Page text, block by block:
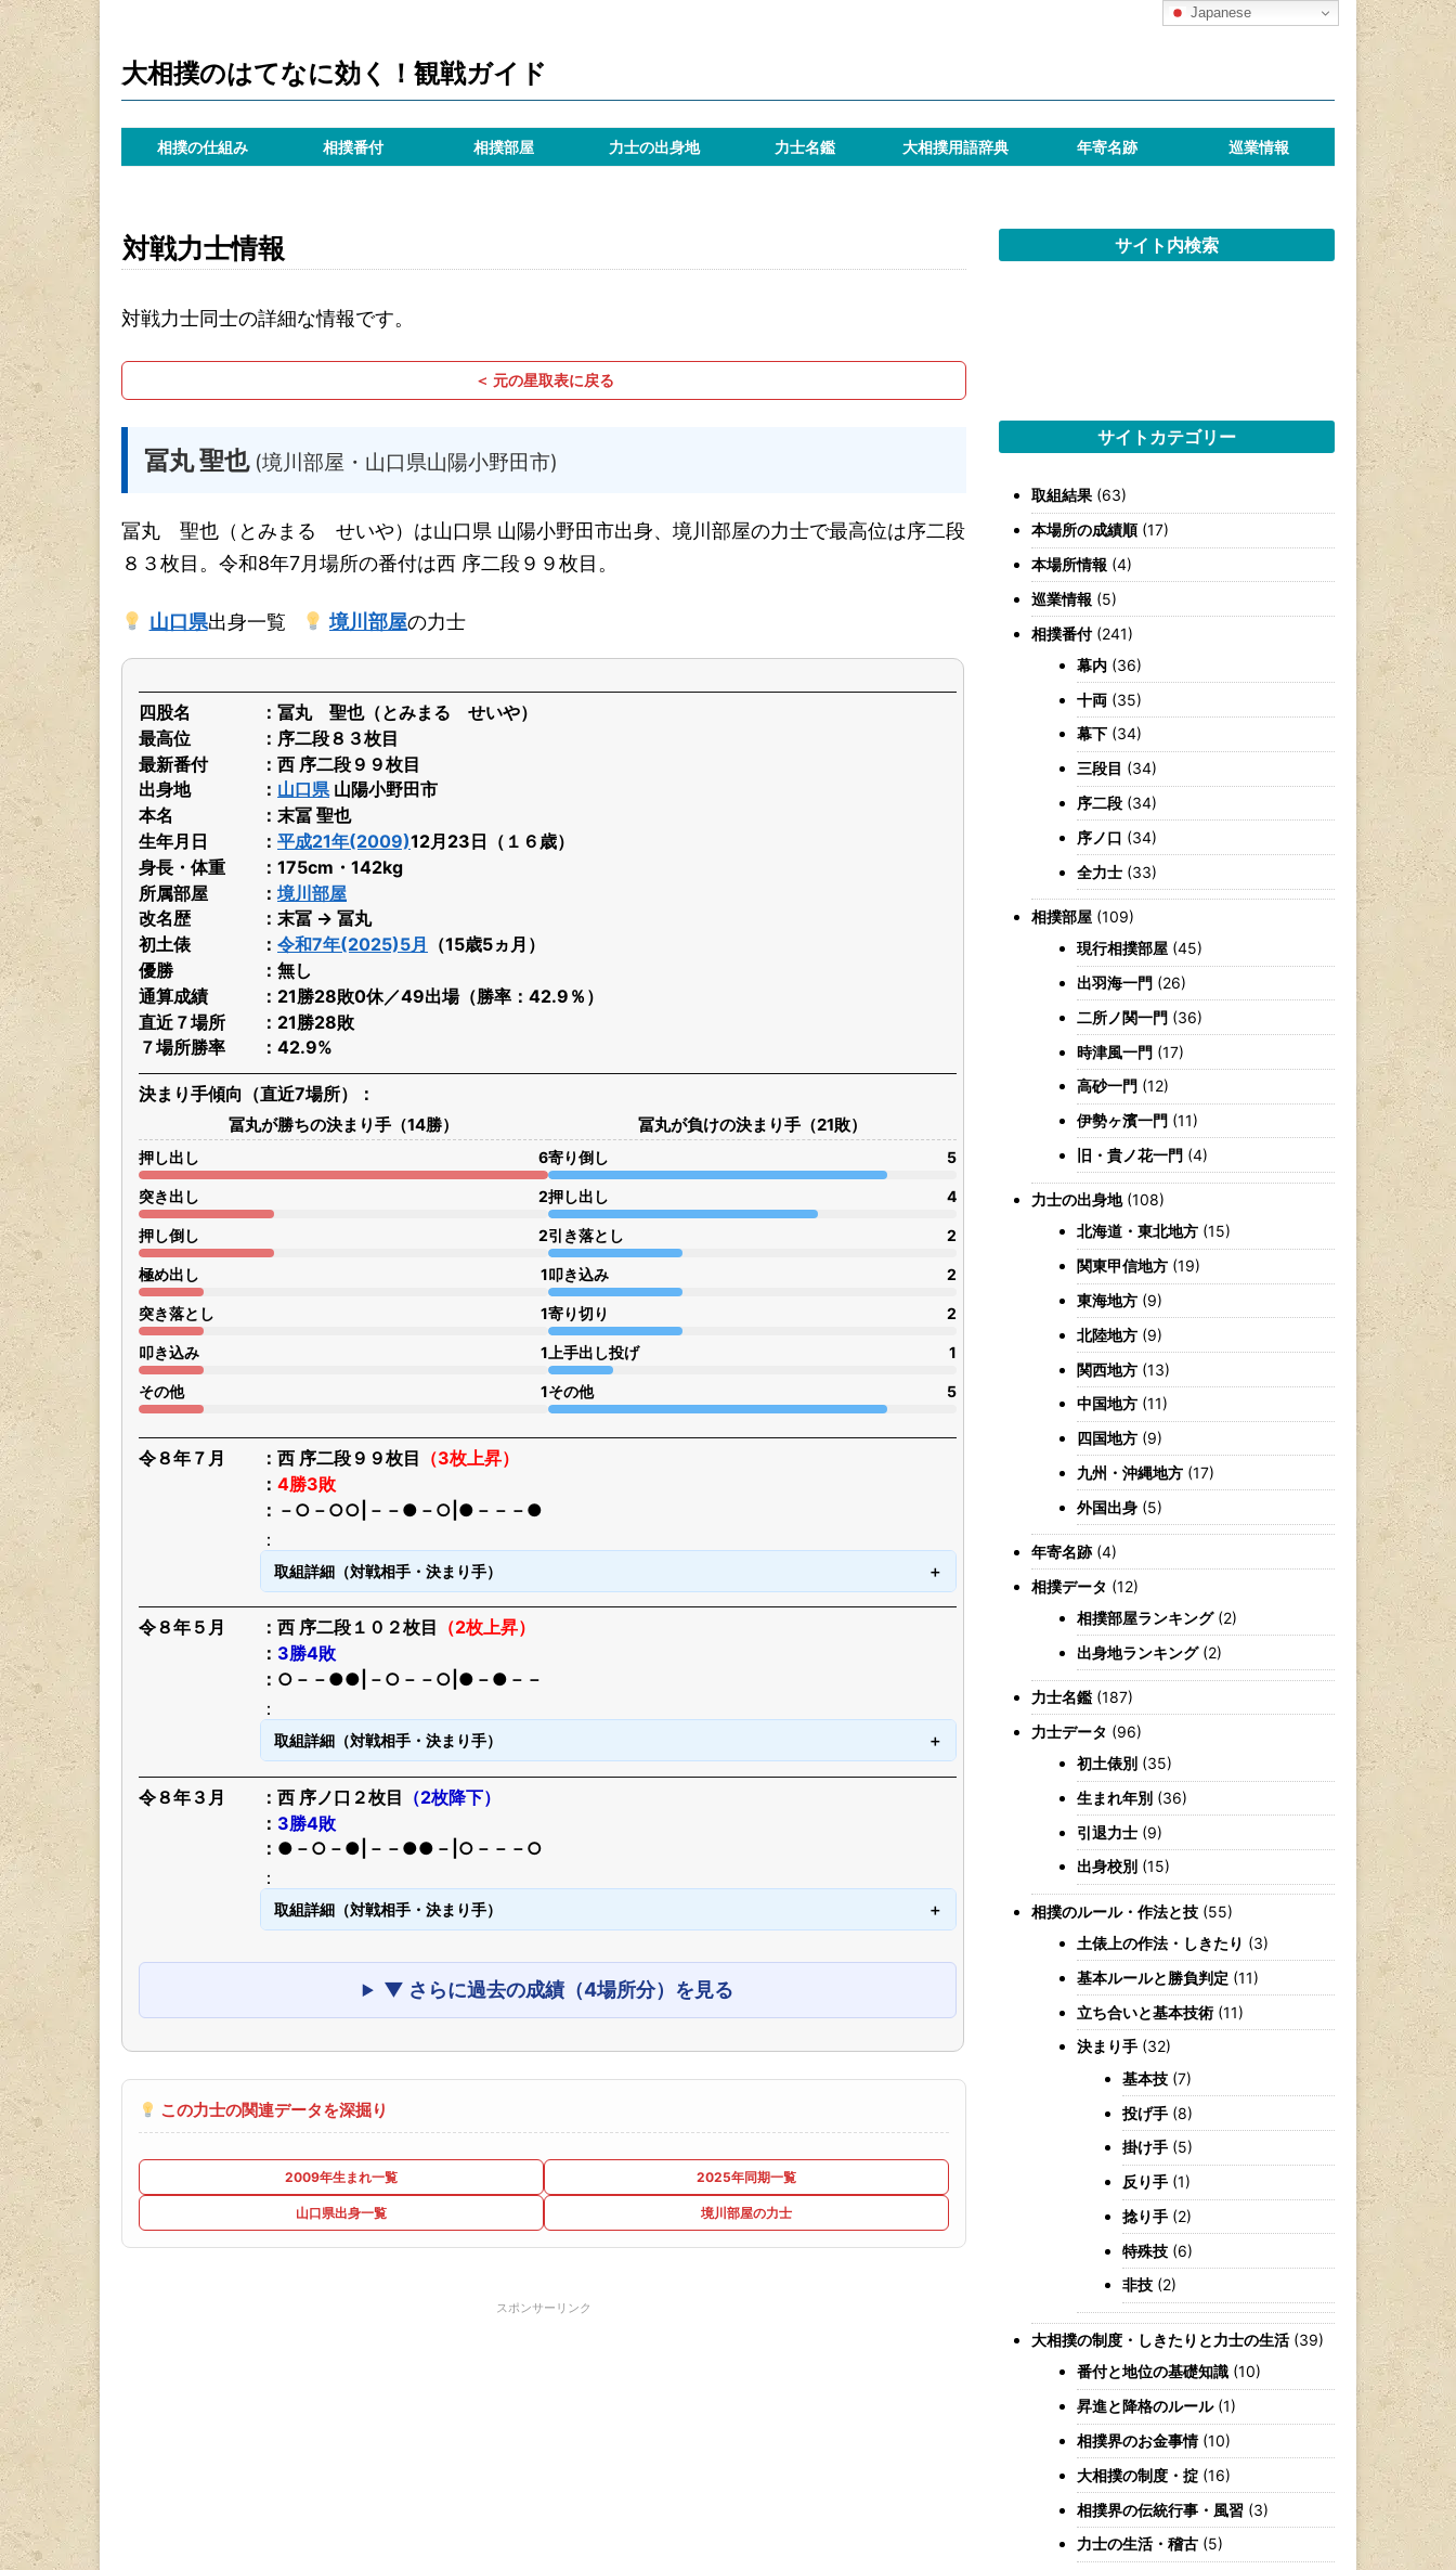
大相撲のはてなに効く！観戦ガイド
相撲の仕組み 相撲番付 相撲部屋 力士の出身地 力士名鑑 大相撲用語辞典 年寄名跡 巡業情報
対戦力士情報
対戦力士同士の詳細な情報です。
＜ 元の星取表に戻る
冨丸 聖也 (境川部屋・山口県山陽小野田市)
冨丸 聖也（とみまる せいや）は山口県 山陽小野田市出身、境川部屋の力士で最高位は序二段
８３枚目。令和8年7月場所の番付は西 序二段９９枚目。
山口県出身一覧 境川部屋の力士
四股名
冨丸 聖也（とみまる せいや）
最高位
序二段８３枚目
最新番付
西 序二段９９枚目
出身地
山口県山陽小野田市
本名
末冨 聖也
生年月日
平成21年(2009)12月23日（１６歳）
身長・体重
175cm・142kg
所属部屋
境川部屋
改名歴
末冨 → 冨丸
初土俵
令和7年(2025)5月
（15歳5ヵ月）
優勝
無し
通算成績
21勝28敗0休／49出場（勝率：42.9％）
直近７場所
21勝28敗
７場所勝率
42.9%
決まり手傾向（直近7場所）
冨丸が勝ちの決まり手（14勝）
押し出し 6
突き出し 2
押し倒し 2
極め出し 1
突き落とし 1
叩き込み 1
その他 1
冨丸が負けの決まり手（21敗）
寄り倒し 5
押し出し 4
引き落とし 2
叩き込み 2
寄り切り 2
上手出し投げ 1
その他 5
令８年７月 西 序二段９９枚目 （3枚上昇）
4勝3敗
－○－○○|－－●－○|●－－－●
取組詳細（対戦相手・決まり手）
令８年５月 西 序二段１０２枚目 （2枚上昇）
3勝4敗
○－－●●|－○－－○|●－●－－
取組詳細（対戦相手・決まり手）
令８年３月 西 序ノ口２枚目 （2枚降下）
3勝4敗
●－○－●|－－●●－|○－－－○
取組詳細（対戦相手・決まり手）
▼ さらに過去の成績（4場所分）を見る
この力士の関連データを深掘り
2009年生まれ一覧 2025年同期一覧
山口県出身一覧 境川部屋の力士
スポンサーリンク
サイト内検索
サイトカテゴリー
取組結果 (63)
本場所の成績順(17)
本場所情報 (4)
巡業情報 (5)
相撲番付(241)
幕内 (36)
十両 (35)
幕下 (34)
三段目 (34)
序二段 (34)
序ノ口 (34)
全力士 (33)
相撲部屋 (109)
現行相撲部屋 (45)
出羽海一門 (26)
二所ノ関一門 (36)
時津風一門 (17)
高砂一門 (12)
伊勢ヶ濱一門 (11)
旧・貴ノ花一門 (4)
力士の出身地(108)
北海道・東北地方 (15)
関東甲信地方 (19)
東海地方 (9)
北陸地方 (9)
関西地方 (13)
中国地方 (11)
四国地方 (9)
九州・沖縄地方 (17)
外国出身 (5)
年寄名跡(4)
相撲データ (12)
相撲部屋ランキング(2)
出身地ランキング(2)
力士名鑑 (187)
力士データ (96)
初土俵別 (35)
生まれ年別 (36)
引退力士 (9)
出身校別 (15)
相撲のルール・作法と技 (55)
土俵上の作法・しきたり (3)
基本ルールと勝負判定 (11)
立ち合いと基本技術 (11)
決まり手 (32)
基本技 (7)
投げ手 (8)
掛け手 (5)
反り手 (1)
捻り手 (2)
特殊技 (6)
非技 (2)
大相撲の制度・しきたりと力士の生活 (39)
番付と地位の基礎知識 (10)
昇進と降格のルール(1)
相撲界のお金事情(10)
大相撲の制度・掟 (16)
相撲界の伝統行事・風習 (3)
力士の生活・稽古 (5)
Japanese